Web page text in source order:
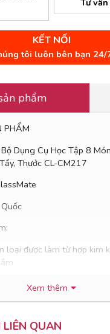
Tư
KẾT NỐI
tôi luôn bên bạn 24/
phẩm
PHẨM
Dụng Cụ Học Tập 8
Thước CL-CM217
loại được làm từ hợp kim
Chì kim tiện lợi, đi kèm 1
gồm: 1 thước dài 15cm, 2
Xem thêm
QUAN